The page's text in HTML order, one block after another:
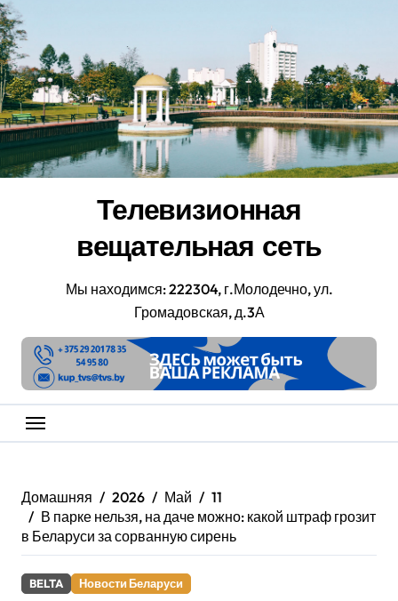
Перейти
к
содержанию
Телевизионная
вещательная сеть
Мы находимся: 222304, г.Молодечно, ул.
Громадовская, д.3А
Домашняя 2026 Май
11
В парке нельзя, на даче можно: какой штраф грозит
в Беларуси за сорванную сирень
BELTA Новости Беларуси